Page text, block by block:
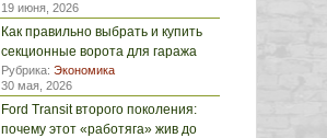
19 июня, 2026
Как правильно выбрать и купить
секционные ворота для гаража
Рубрика: Экономика
30 мая, 2026
Ford Transit второго поколения:
почему этот «работяга» жив до